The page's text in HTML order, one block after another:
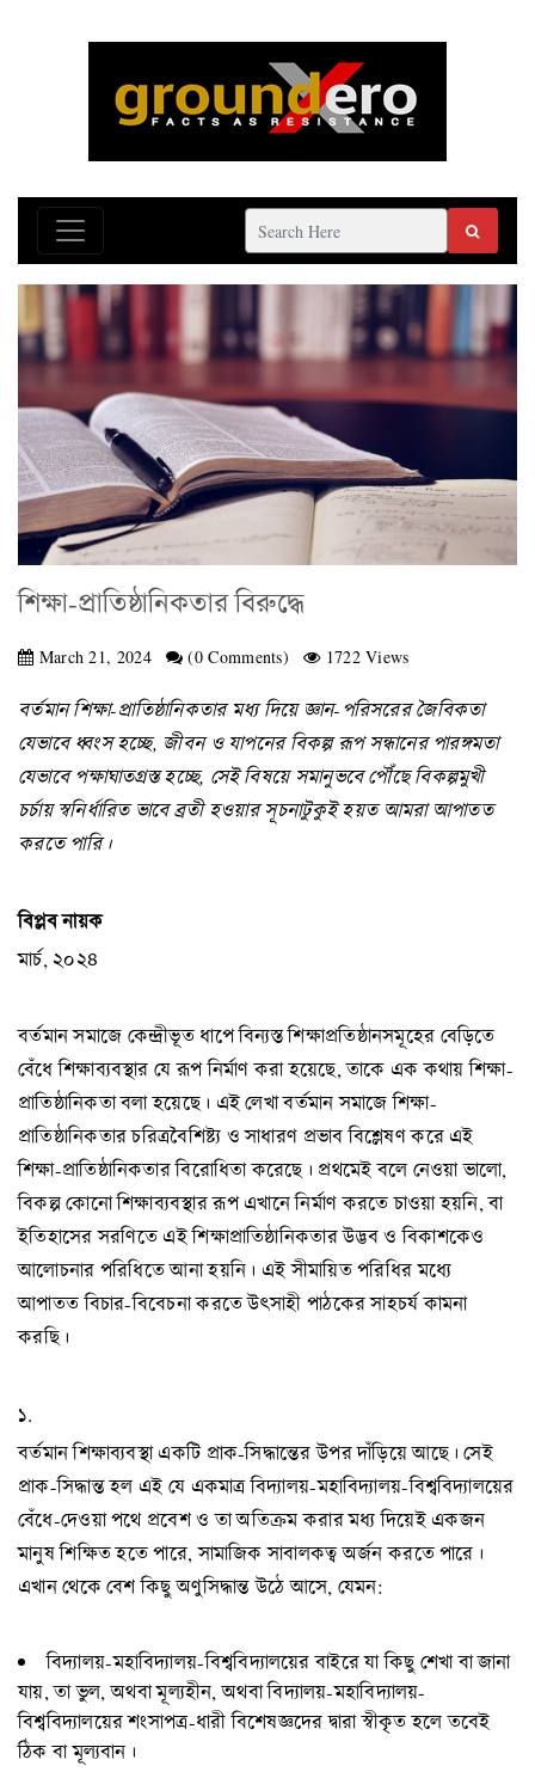
শিক্ষা-প্রাতিষ্ঠানিকতার বিরুদ্ধে
March 21, 2024 (0 Comments) 1722 Views
বর্তমান শিক্ষা-প্রাতিষ্ঠানিকতার মধ্য দিয়ে জ্ঞান-পরিসরের জৈবিকতা
যেভাবে ধ্বংস হচ্ছে, জীবন ও যাপনের বিকল্প রূপ সন্ধানের পারঙ্গমতা
যেভাবে পক্ষাঘাতগ্রস্ত হচ্ছে, সেই বিষয়ে সমানুভবে পৌঁছে বিকল্পমুখী
চর্চায় স্বনির্ধারিত ভাবে ব্রতী হওয়ার সূচনাটুকুই হয়ত আমরা আপাতত
করতে পারি।
বিপ্লব নায়ক
মার্চ, ২০২৪
বর্তমান সমাজে কেন্দ্রীভূত ধাপে বিন্যস্ত শিক্ষাপ্রতিষ্ঠানসমূহের বেড়িতে
বেঁধে শিক্ষাব্যবস্থার যে রূপ নির্মাণ করা হয়েছে, তাকে এক কথায় শিক্ষা-
প্রাতিষ্ঠানিকতা বলা হয়েছে। এই লেখা বর্তমান সমাজে শিক্ষা-
প্রাতিষ্ঠানিকতার চরিত্রবৈশিষ্ট্য ও সাধারণ প্রভাব বিশ্লেষণ করে এই
শিক্ষা-প্রাতিষ্ঠানিকতার বিরোধিতা করেছে। প্রথমেই বলে নেওয়া ভালো,
বিকল্প কোনো শিক্ষাব্যবস্থার রূপ এখানে নির্মাণ করতে চাওয়া হয়নি, বা
ইতিহাসের সরণিতে এই শিক্ষাপ্রাতিষ্ঠানিকতার উদ্ভব ও বিকাশকেও
আলোচনার পরিধিতে আনা হয়নি। এই সীমায়িত পরিধির মধ্যে
আপাতত বিচার-বিবেচনা করতে উৎসাহী পাঠকের সাহচর্য কামনা
করছি।
১.
বর্তমান শিক্ষাব্যবস্থা একটি প্রাক-সিদ্ধান্তের উপর দাঁড়িয়ে আছে। সেই
প্রাক-সিদ্ধান্ত হল এই যে একমাত্র বিদ্যালয়-মহাবিদ্যালয়-বিশ্ববিদ্যালয়ের
বেঁধে-দেওয়া পথে প্রবেশ ও তা অতিক্রম করার মধ্য দিয়েই একজন
মানুষ শিক্ষিত হতে পারে, সামাজিক সাবালকত্ব অর্জন করতে পারে।
এখান থেকে বেশ কিছু অণুসিদ্ধান্ত উঠে আসে, যেমন:
বিদ্যালয়-মহাবিদ্যালয়-বিশ্ববিদ্যালয়ের বাইরে যা কিছু শেখা বা জানা
যায়, তা ভুল, অথবা মূল্যহীন, অথবা বিদ্যালয়-মহাবিদ্যালয়-
বিশ্ববিদ্যালয়ের শংসাপত্র-ধারী বিশেষজ্ঞদের দ্বারা স্বীকৃত হলে তবেই
ঠিক বা মূল্যবান।